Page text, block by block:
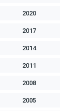
2020
2017
2014
2011
2008
2005